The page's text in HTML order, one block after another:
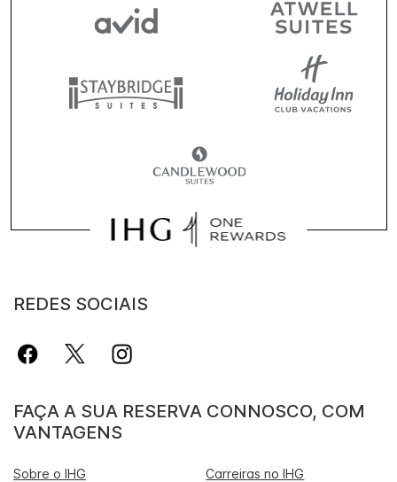
REDES SOCIAIS
FAÇA A SUA RESERVA CONNOSCO, COM
VANTAGENS
Sobre o IHG
Carreiras no IHG